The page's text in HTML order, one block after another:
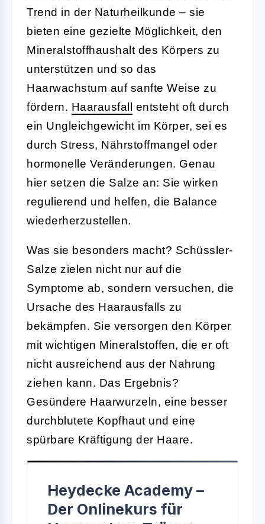
Trend in der Naturheilkunde – sie
bieten eine gezielte Möglichkeit, den
Mineralstoffhaushalt des Körpers zu
unterstützen und so das
Haarwachstum auf sanfte Weise zu
fördern. Haarausfall
entsteht oft durch
ein Ungleichgewicht im Körper, sei es
durch Stress, Nährstoffmangel oder
hormonelle Veränderungen. Genau
hier setzen die Salze an: Sie wirken
regulierend und helfen, die Balance
wiederherzustellen.
Was sie besonders macht? Schüssler-
Salze zielen nicht nur auf die
Symptome ab, sondern versuchen, die
Ursache des Haarausfalls zu
bekämpfen. Sie versorgen den Körper
mit wichtigen Mineralstoffen, die er oft
nicht ausreichend aus der Nahrung
ziehen kann. Das Ergebnis?
Gesündere Haarwurzeln, eine besser
durchblutete Kopfhaut und eine
spürbare Kräftigung der Haare.
Heydecke Academy –
Der Onlinekurs für